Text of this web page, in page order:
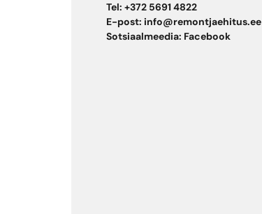
Tel: +372 5691 4822
E-post: info@remontjaehitus.ee
Sotsiaalmeedia: Facebook